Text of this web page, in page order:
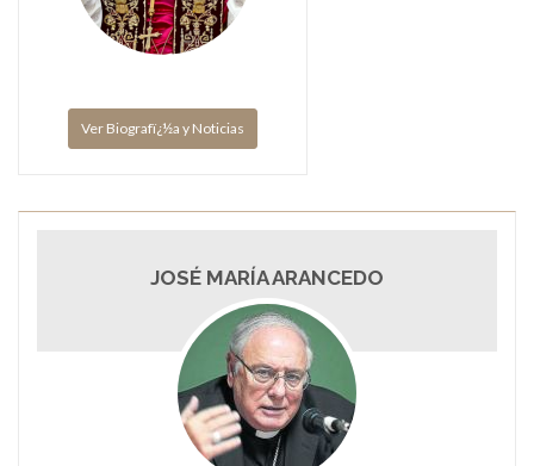
Ver Biografï¿½a y Noticias
JOSÉ MARÍA ARANCEDO